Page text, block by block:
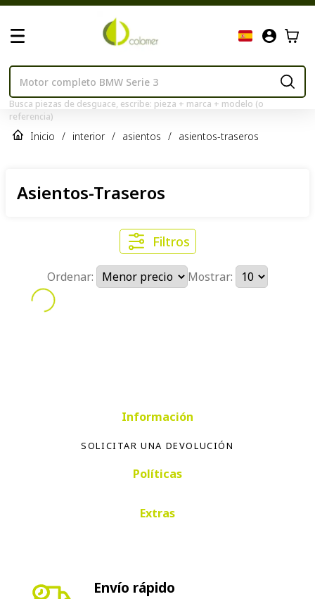
Busca piezas de desguace, escribe: pieza + marca + modelo (o
referencia)
Inicio / interior / asientos / asientos-traseros
Asientos-Traseros
Filtros
Ordenar: Mostrar:
Información
SOLICITAR UNA DEVOLUCIÓN
Políticas
Extras
Envío rápido